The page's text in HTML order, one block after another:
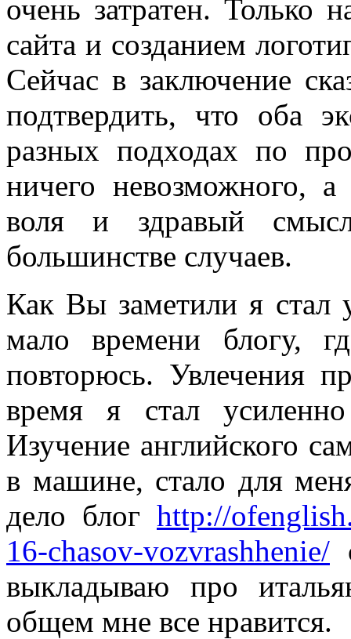
очень затратен. Только
сайта и созданием
Сейчас в заключение
подтвердить, что оба
разных подходах по
ничего невозможного,
воля и здравый
большинстве случаев.
Как Вы заметили я стал
мало времени блогу,
повторюсь. Увлечения
время я стал
Изучение английского
в машине, стало для
дело блог http://
16-chasov-vozvrashhenie/
выкладываю про
общем мне все нравится.